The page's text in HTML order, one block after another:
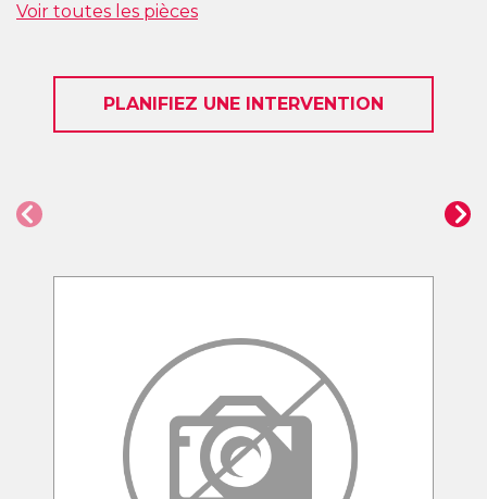
Voir toutes les pièces
PLANIFIEZ UNE INTERVENTION